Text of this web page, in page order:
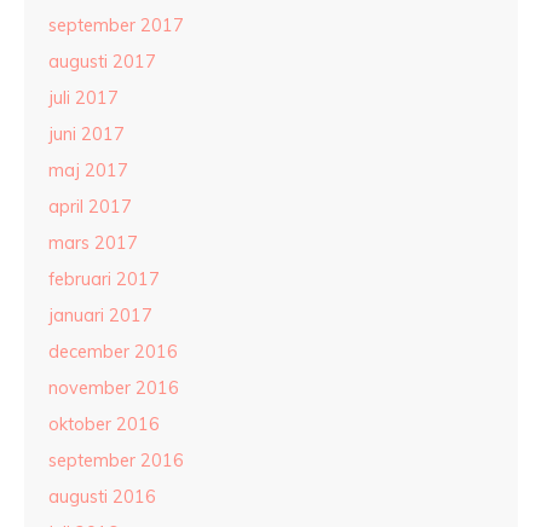
september 2017
augusti 2017
juli 2017
juni 2017
maj 2017
april 2017
mars 2017
februari 2017
januari 2017
december 2016
november 2016
oktober 2016
september 2016
augusti 2016